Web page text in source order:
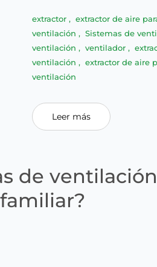
extractor , extractor de aire
ventilación , Sistemas de
ventilación , ventilador ,
ventilación , extractor de aire
ventilación
Leer más
de